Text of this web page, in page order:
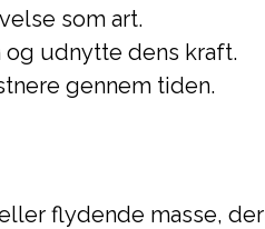
som art.
udnytte dens kraft.
gennem tiden.
flydende masse, der